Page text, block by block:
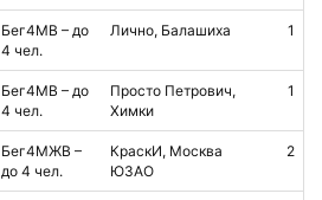
Бег4МВ – до
4 чел.
Лично, Балашиха 1
Бег4МВ – до
4 чел.
Просто Петрович,
Химки
1
Бег4МЖВ –
до 4 чел.
КраскИ, Москва
ЮЗАО
2